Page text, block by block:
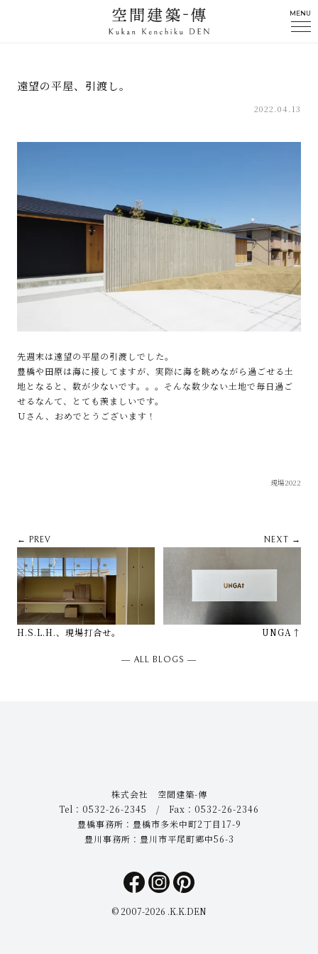
MENU
遠望の平屋、引渡し。
2022.04.13
先週末は遠望の平屋の引渡しでした。
豊橋や田原は海に接してますが、実際に海を眺めながら過ごせる土
地となると、数が少ないです。。。そんな数少ない土地で毎日過ご
せるなんて、とても羨ましいです。
Ｕさん、おめでとうございます！
現場2022
← PREV
H.S.L.H.、現場打合せ。
NEXT →
UNGA↑
― ALL BLOGS ―
株式会社 空間建築-傳
Tel：0532-26-2345 / Fax：0532-26-2346
豊橋事務所：豊橋市多米中町2丁目17-9
豊川事務所：豊川市平尾町郷中56-3
© 2007-2026 .K.K.DEN